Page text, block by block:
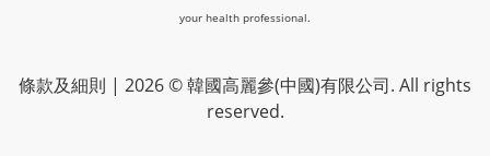
your health professional.
條款及細則 | 2026 © 韓國高麗參(中國)有限公司. All rights
reserved.